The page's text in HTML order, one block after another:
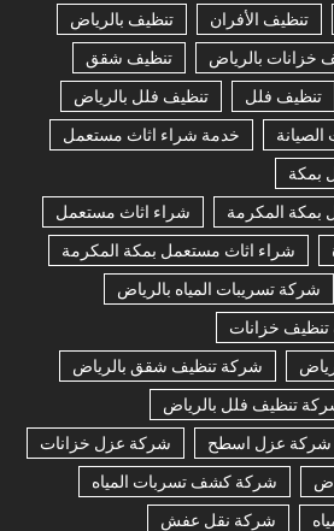
تنظيف الأفران
تنظيف بالرياض
خزانات بالرياض
تنظيف شقق
تنظيف فلل
تنظيف فلل بالرياض
خدمة شراء اثاث مستعمل
بمكة
بمكة المكرمة
شراء اثاث مستعمل
شراء اثاث مستعمل بمكة المكرمة
شركة تسريبات المياه بالرياض
خزانات
شركة تنظيف شقق بالرياض
تنظيف فلل بالرياض
شركة عزل اسطح
شركة عزل خزانات
شركة كشف تسربات المياه
شركة نقل عفش